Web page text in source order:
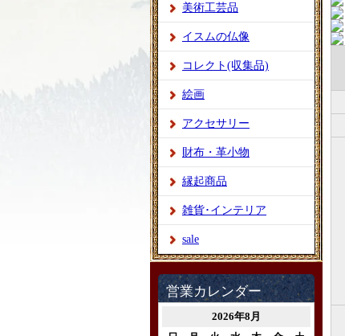
美術工芸品
イスムの仏像
コレクト(収集品)
絵画
アクセサリー
財布・革小物
縁起商品
雑貨･インテリア
sale
営業カレンダー
2026年8月